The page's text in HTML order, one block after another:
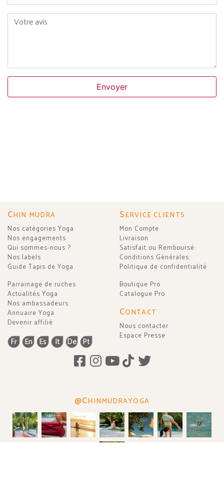
Votre avis
Envoyer
CHIN MUDRA
Nos catégories Yoga
Nos engagements
Qui sommes-nous ?
Nos labels
Guide Tapis de Yoga
Parrainage de ruches
Actualités Yoga
Nos ambassadeurs
Annuaire Yoga
Devenir affilié
Fr En Es It De Pt
SERVICE CLIENTS
Mon Compte
Livraison
Satisfait ou Remboursé
Conditions Générales
Politique de confidentialité
Boutique Pro
Catalogue Pro
CONTACT
Nous contacter
Espace Presse
@CHINMUDRAYOGA